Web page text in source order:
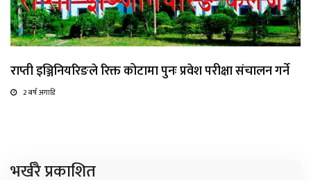
राप्ती इञ्जिनियरिङले रिक्त कोटामा पुनः प्रवेश परीक्षा संचालन गर्ने
2 बर्ष अगाडि
भर्खरै प्रकाशित